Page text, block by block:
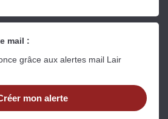
mail :
grâce aux alertes mail Lair
mon alerte